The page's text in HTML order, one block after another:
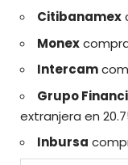
Citibanamex
Monex
Intercam
Grupo
extranjera en
Inbursa